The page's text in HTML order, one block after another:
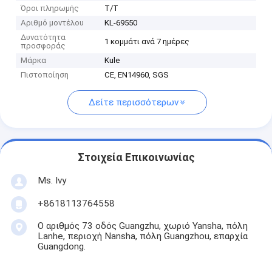
Όροι πληρωμής
Τ/Τ
Αριθμό μοντέλου
KL-69550
Δυνατότητα
προσφοράς
1 κομμάτι ανά 7 ημέρες
Μάρκα
Kule
Πιστοποίηση
CE, EN14960, SGS
Δείτε περισσότερων
Στοιχεία Επικοινωνίας
Ms. Ivy
+8618113764558
Ο αριθμός 73 οδός Guangzhu, χωριό Yansha, πόλη
Lanhe, περιοχή Nansha, πόλη Guangzhou, επαρχία
Guangdong.